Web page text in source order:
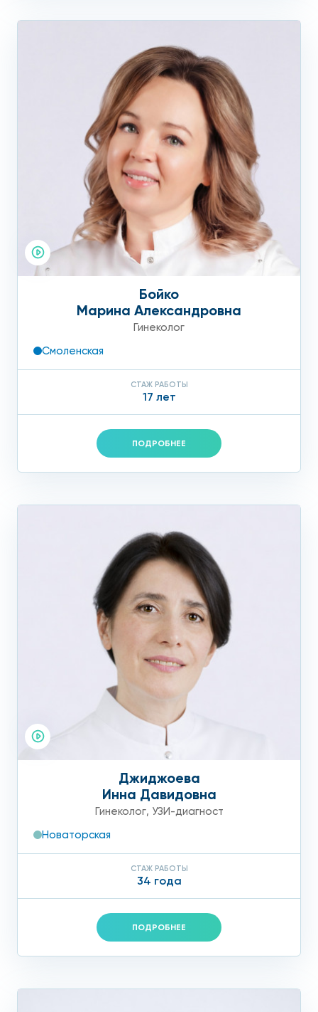
Бойко
Марина Александровна
Гинеколог
Смоленская
СТАЖ РАБОТЫ
17 лет
ПОДРОБНЕЕ
Джиджоева
Инна Давидовна
Гинеколог, УЗИ-диагност
Новаторская
СТАЖ РАБОТЫ
34 года
ПОДРОБНЕЕ